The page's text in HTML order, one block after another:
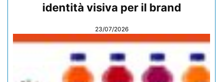
identità visiva per il brand
23/07/2026